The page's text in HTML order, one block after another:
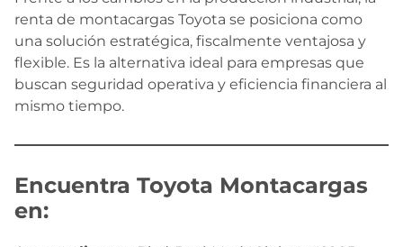
renta de montacargas Toyota se posiciona como
una solución estratégica, fiscalmente ventajosa y
flexible. Es la alternativa ideal para empresas que
buscan seguridad operativa y eficiencia financiera al
mismo tiempo.
Encuentra Toyota Montacargas
en: